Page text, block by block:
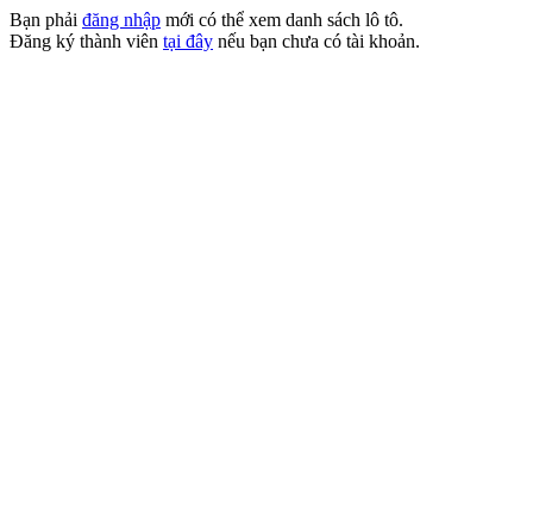
Bạn phải đăng nhập mới có thể xem danh sách lô tô.
Đăng ký thành viên tại đây nếu bạn chưa có tài khoản.